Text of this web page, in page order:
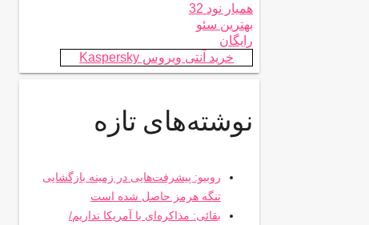
همیار نود 32
بهترین سئو
رایگان
خرید آنتی ویروس Kaspersky
نوشته‌های تازه
روبیو: پیشرفت‌هایی در زمینه بازگشایی
تنگه هرمز حاصل شده است
بقائی: مذاکره‌ای با آمریکا نداریم/